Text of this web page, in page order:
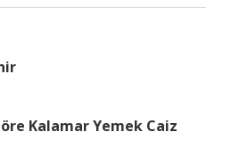
Kalamar Yemek Caiz